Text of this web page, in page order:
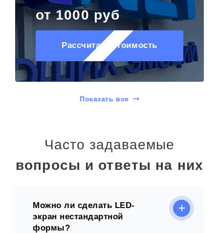
от 1000 руб
Рассчитать стоимость
Показать все
Часто задаваемые
вопросы и ответы на них
Можно ли сделать LED-
экран нестандартной
формы?